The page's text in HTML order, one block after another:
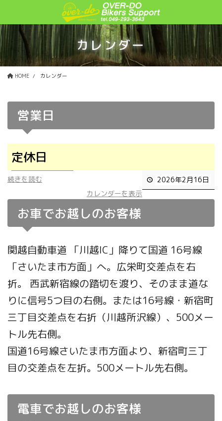
テ
ン
ツ
に
移
ゲ
ー
シ
ョ
ン
カレンダー
HOME カレンダー
営業日
定休日
2026年2月16日
続きを読む
カレンダーを表示
お車でお越しのお客様
関越自動車道 「川越IC」降りて国道 16号線
「さいたま市方面」へ。広栄町交差点を右
折。 西武新宿線の踏切を渡り、そのまま道な
りに信号5つ目の右側。または16号線・新宿町
三丁目交差点を右折（川越所沢線）、500メー
トル先右側。
国道16号線さいたま市方面より、新宿町三丁
目の交差点を左折。500メートル先右側。
電車でお越しのお客様